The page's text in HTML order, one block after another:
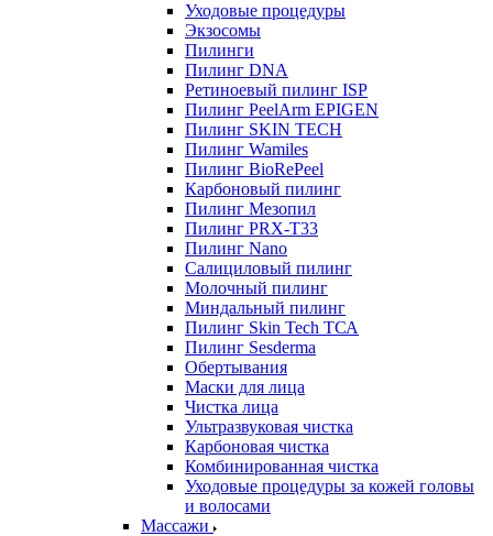
Уходовые процедуры
Экзосомы
Пилинги
Пилинг DNA
Ретиноевый пилинг ISP
Пилинг PeelArm EPIGEN
Пилинг SKIN TECH
Пилинг Wamiles
Пилинг BioRePeel
Карбоновый пилинг
Пилинг Мезопил
Пилинг PRX-T33
Пилинг Nano
Салициловый пилинг
Молочный пилинг
Миндальный пилинг
Пилинг Skin Tech ТСА
Пилинг Sesderma
Обертывания
Маски для лица
Чистка лица
Ультразвуковая чистка
Карбоновая чистка
Комбинированная чистка
Уходовые процедуры за кожей головы
и волосами
Массажи